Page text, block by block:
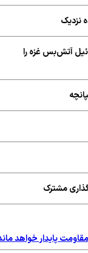
آتش‌بس غزه را
مشترک
پایدار خواهد ماند